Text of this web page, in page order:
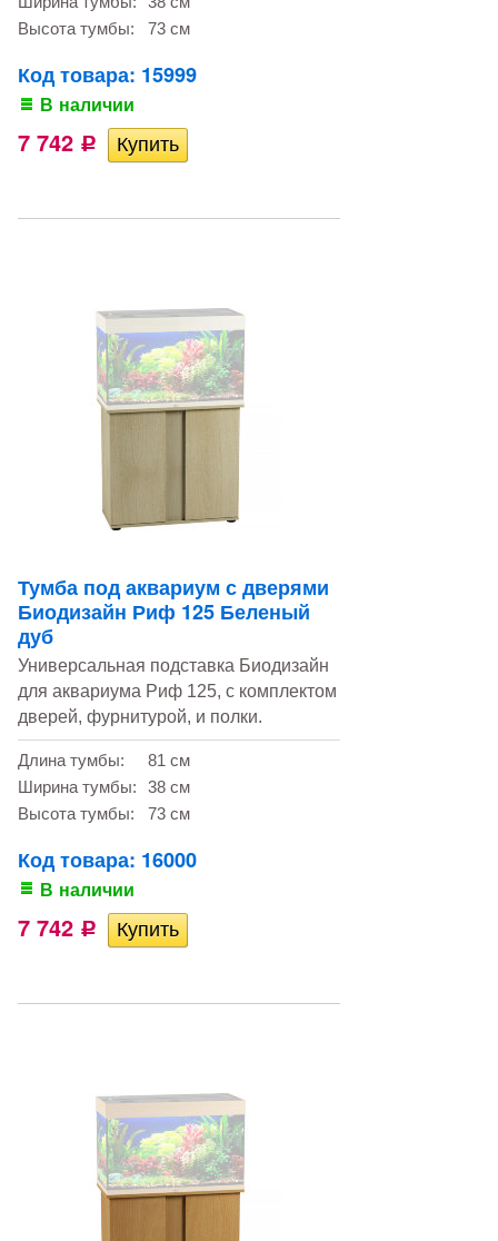
Высота тумбы:
73 см
Код товара: 15999
В наличии
7 742 Р
Тумба под аквариум с дверями
Биодизайн Риф 125 Беленый
дуб
Универсальная подставка Биодизайн
для аквариума Риф 125, с комплектом
дверей, фурнитурой, и полки.
Длина тумбы:
81 см
Ширина тумбы:
38 см
Высота тумбы:
73 см
Код товара: 16000
В наличии
7 742 Р